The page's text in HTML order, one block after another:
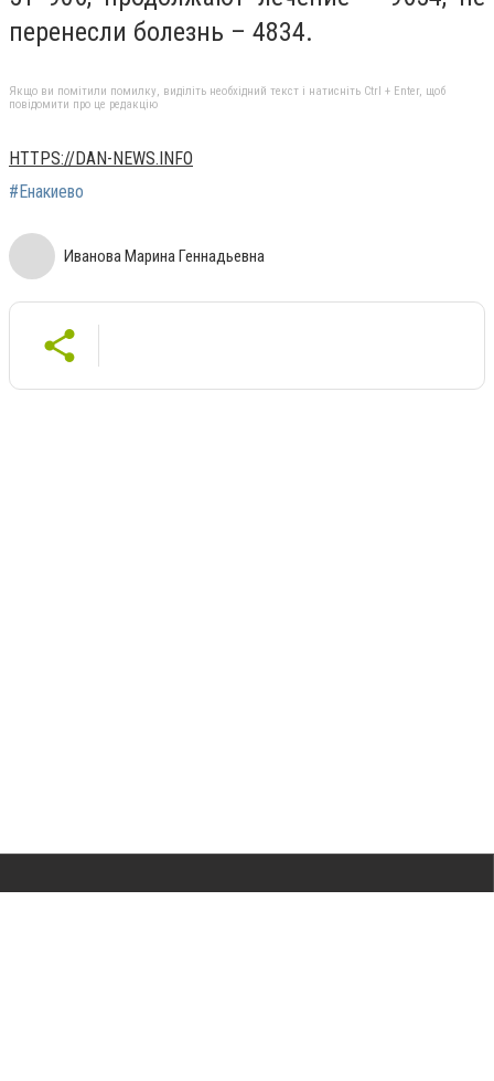
перенесли болезнь – 4834.
Якщо ви помітили помилку, виділіть необхідний текст і натисніть Ctrl + Enter, щоб
повідомити про це редакцію
HTTPS://DAN-NEWS.INFO
#Енакиево
Иванова Марина Геннадьевна